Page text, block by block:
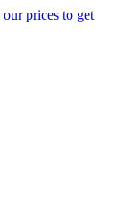
our prices to get